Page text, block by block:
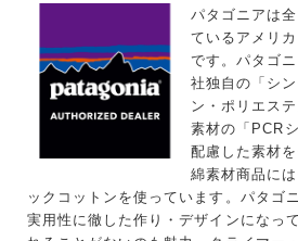
パタゴニアは
ているアメリ
です。パタゴ
社独自の「シ
ン・ポリエス
素材の「PCR
配慮した素材
綿素材商品に
ックコットンを使っています。パタゴ
実用性に徹した作り・デザインになっ